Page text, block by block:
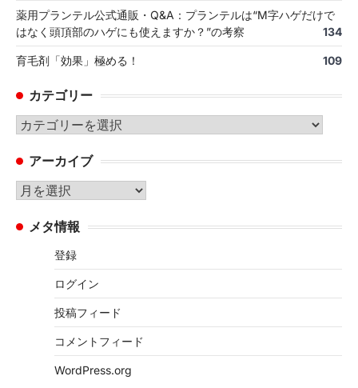
薬用プランテル公式通販・Q&A：プランテルは“M字ハゲだけで
はなく頭頂部のハゲにも使えますか？”の考察
134
育毛剤「効果」極める！ 109
カテゴリー
カ
ゴ
リ
ー
アーカイブ
ア
カ メタ情報
登録
ログイン
投稿フィード
コメントフィード
WordPress.org